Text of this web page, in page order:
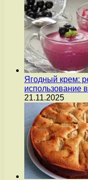
Ягодный крем:
использование
21.11.2025